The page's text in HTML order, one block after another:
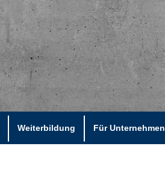
Weiterbildung Für Unternehmen